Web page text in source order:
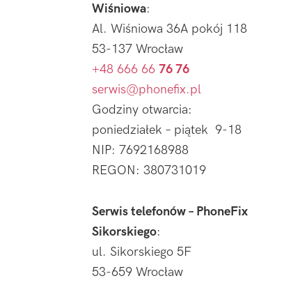
Wiśniowa:
Al. Wiśniowa 36A pokój 118
53-137 Wrocław
+48 666 66 76 76
serwis@phonefix.pl
Godziny otwarcia:
poniedziałek – piątek 9-18
NIP: 7692168988
REGON: 380731019
Serwis telefonów – PhoneFix
Sikorskiego:
ul. Sikorskiego 5F
53-659 Wrocław